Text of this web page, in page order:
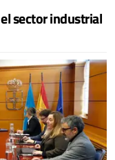
sector industrial